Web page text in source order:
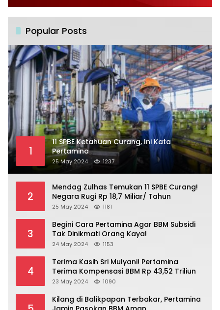
Popular Posts
1
11 SPBE Ketahuan Curang, Ini Kata
Pertamina
25 May 2024 1237
2
Mendag Zulhas Temukan 11 SPBE Curang!
Negara Rugi Rp 18,7 Miliar/ Tahun
25 May 2024 1181
3
Begini Cara Pertamina Agar BBM Subsidi
Tak Dinikmati Orang Kaya!
24 May 2024 1153
4
Terima Kasih Sri Mulyani! Pertamina
Terima Kompensasi BBM Rp 43,52 Triliun
23 May 2024 1090
Kilang di Balikpapan Terbakar, Pertamina